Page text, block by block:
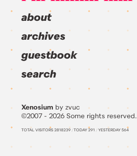
about
archives
guestbook
search
Xenosium by zvuc
©2007 - 2026 Some rights reserved.
TOTAL VISITORS 2818239 /TODAY 291 / YESTERDAY 564